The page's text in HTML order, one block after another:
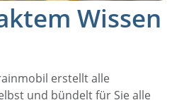
Wissen
erstellt alle
und bündelt für Sie alle